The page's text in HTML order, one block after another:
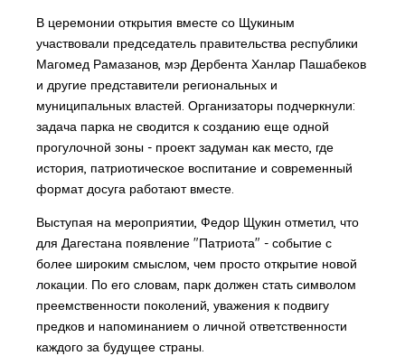
В церемонии открытия вместе со Щукиным
участвовали председатель правительства республики
Магомед Рамазанов, мэр Дербента Ханлар Пашабеков
и другие представители региональных и
муниципальных властей. Организаторы подчеркнули:
задача парка не сводится к созданию еще одной
прогулочной зоны - проект задуман как место, где
история, патриотическое воспитание и современный
формат досуга работают вместе.
Выступая на мероприятии, Федор Щукин отметил, что
для Дагестана появление "Патриота" - событие с
более широким смыслом, чем просто открытие новой
локации. По его словам, парк должен стать символом
преемственности поколений, уважения к подвигу
предков и напоминанием о личной ответственности
каждого за будущее страны.